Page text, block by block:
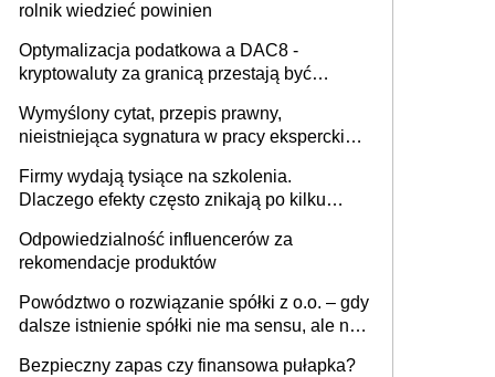
rolnik wiedzieć powinien
Optymalizacja podatkowa a DAC8 -
kryptowaluty za granicą przestają być
Wymyślony cytat, przepis prawny,
nieistniejąca sygnatura w pracy eksperckiej -
firmie
Firmy wydają tysiące na szkolenia.
Dlaczego efekty często znikają po kilku
Odpowiedzialność influencerów za
rekomendacje produktów
Powództwo o rozwiązanie spółki z o.o. – gdy
dalsze istnienie spółki nie ma sensu, ale nie
Bezpieczny zapas czy finansowa pułapka?